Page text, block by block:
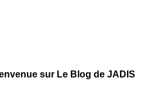
sur Le Blog de JADIS